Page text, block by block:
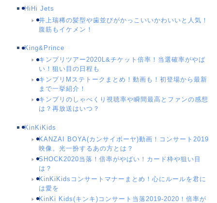
HiHi Jets
井上瑞稀の髪型や歯並びがかっこいいかわいいと人気！
腹筋もイケメン！
King&Prince
キンプリツアー2020L&チケット倍率！当選確率がやば
い！狙い目の日程も
キンプリMステトークまとめ！動画も！初登場から最新
まで一挙紹介！
キンプリのしゃべくり視聴率や瞬間最高とファンの感想
は？再放送はいつ？
KinKiKids
KANZAI BOYA(カンサイボーヤ)動画！コンサート2019
映像。光一扮するあの方とは？
SHOCK2020当落！倍率がやばい！カード枠や狙い目
は？
KinKiKidsコンサートマナーまとめ！心にルールを君に
は愛を
KinKi Kids(キンキ)コンサート当落2019-2020！倍率が